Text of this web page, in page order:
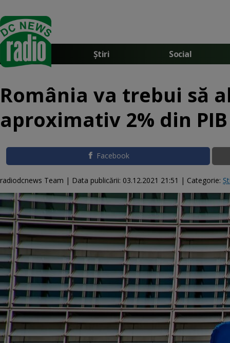
Știri Social
România va trebui să
aproximativ 2% din
Facebook
radiodcnews Team | Data publicării: 03.12.2021 21:51 | Categorie: